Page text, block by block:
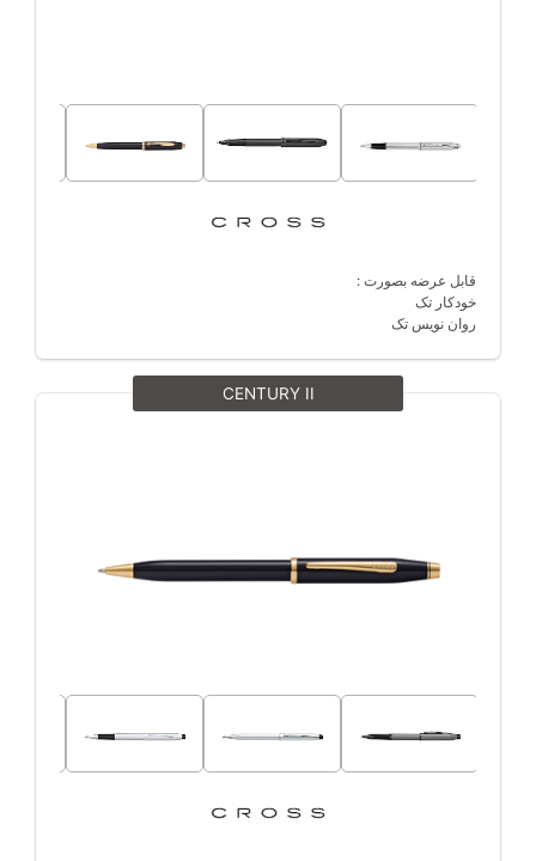
قابل عرضه بصورت :
خودکار تک
روان نویس تک
CENTURY II